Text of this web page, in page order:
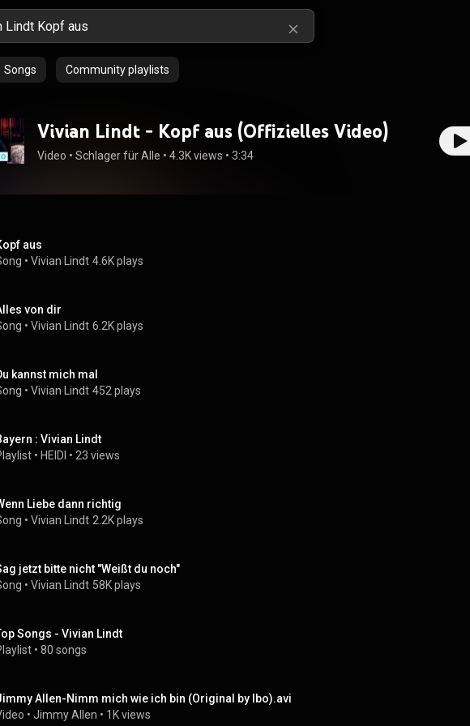
Songs Community playlists
Vivian Lindt - Kopf aus (Offizielles Video)
Video • Schlager für Alle • 4.3K views • 3:34
aus
• Vivian Lindt 4.6K plays
von dir
• Vivian Lindt 6.2K plays
kannst mich mal
• Vivian Lindt 452 plays
: Vivian Lindt
• HEIDI • 23 views
Liebe dann richtig
• Vivian Lindt 2.2K plays
jetzt bitte nicht "Weißt du noch"
• Vivian Lindt 58K plays
Songs - Vivian Lindt
• 80 songs
Allen-Nimm mich wie ich bin (Original by Ibo).avi
• Jimmy Allen • 1K views